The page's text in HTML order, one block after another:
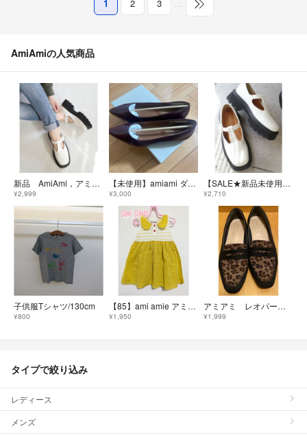
1 2 3 …
AmiAmiの人気商品
新品 AmiAmi，アミアミ ローファー Tストラップローファー
¥2,999
【未使用】amiami ダークチェリー ポインテッドトゥフラットシューズ
¥3,000
【SALE★新品未使用】AmiAmi Tストラップローファー ホワイトLサイズ
¥2,710
子供服Tシャツ/130cm
¥800
【85】ami amie アミアミ ワンピース
¥1,950
アミアミ レオパード ローファー 疲れないスクエア2センチヒール LL
¥1,999
タイプで絞り込み
レディース
メンズ